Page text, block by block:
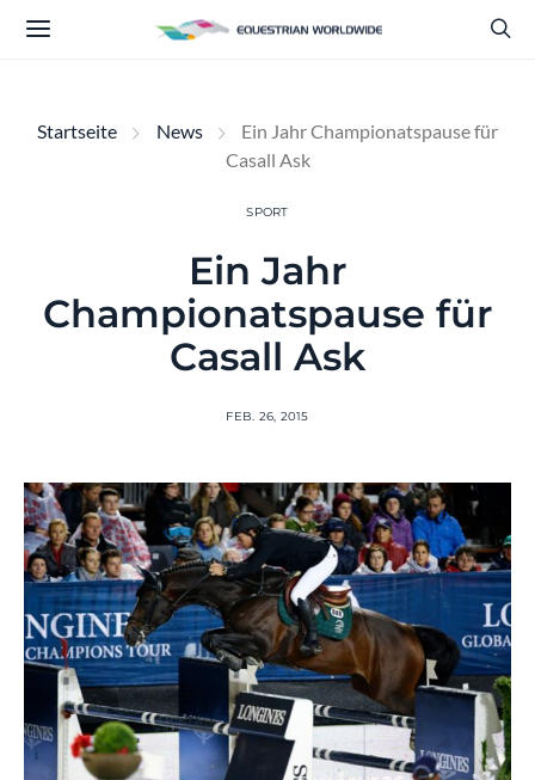
Startseite News
Ein Jahr Championatspause für
Casall Ask
SPORT
Ein Jahr
Championatspause für
Casall Ask
FEB. 26, 2015